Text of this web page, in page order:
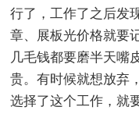
行了，工作了之后发
章、展板光价格就要
几毛钱都要磨半天嘴
贵。有时候就想放弃
选择了这个工作，就